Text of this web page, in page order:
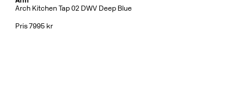
Arch Kitchen Tap 02 DWV Deep Blue
Pris 7995 kr